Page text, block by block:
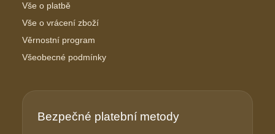
Vše o platbě
Vše o vrácení zboží
Věrnostní program
Všeobecné podmínky
Bezpečné platební metody